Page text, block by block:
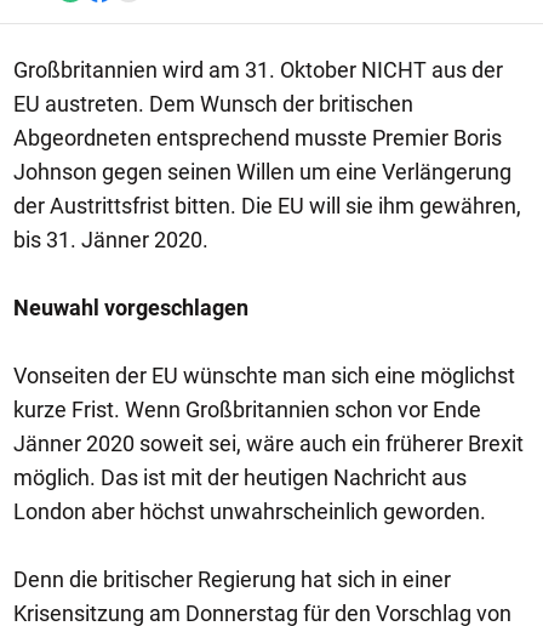
Großbritannien wird am 31. Oktober NICHT aus der
EU austreten. Dem Wunsch der britischen
Abgeordneten entsprechend musste Premier Boris
Johnson gegen seinen Willen um eine Verlängerung
der Austrittsfrist bitten. Die EU will sie ihm gewähren,
bis 31. Jänner 2020.
Neuwahl vorgeschlagen
Vonseiten der EU wünschte man sich eine möglichst
kurze Frist. Wenn Großbritannien schon vor Ende
Jänner 2020 soweit sei, wäre auch ein früherer Brexit
möglich. Das ist mit der heutigen Nachricht aus
London aber höchst unwahrscheinlich geworden.
Denn die britischer Regierung hat sich in einer
Krisensitzung am Donnerstag für den Vorschlag von